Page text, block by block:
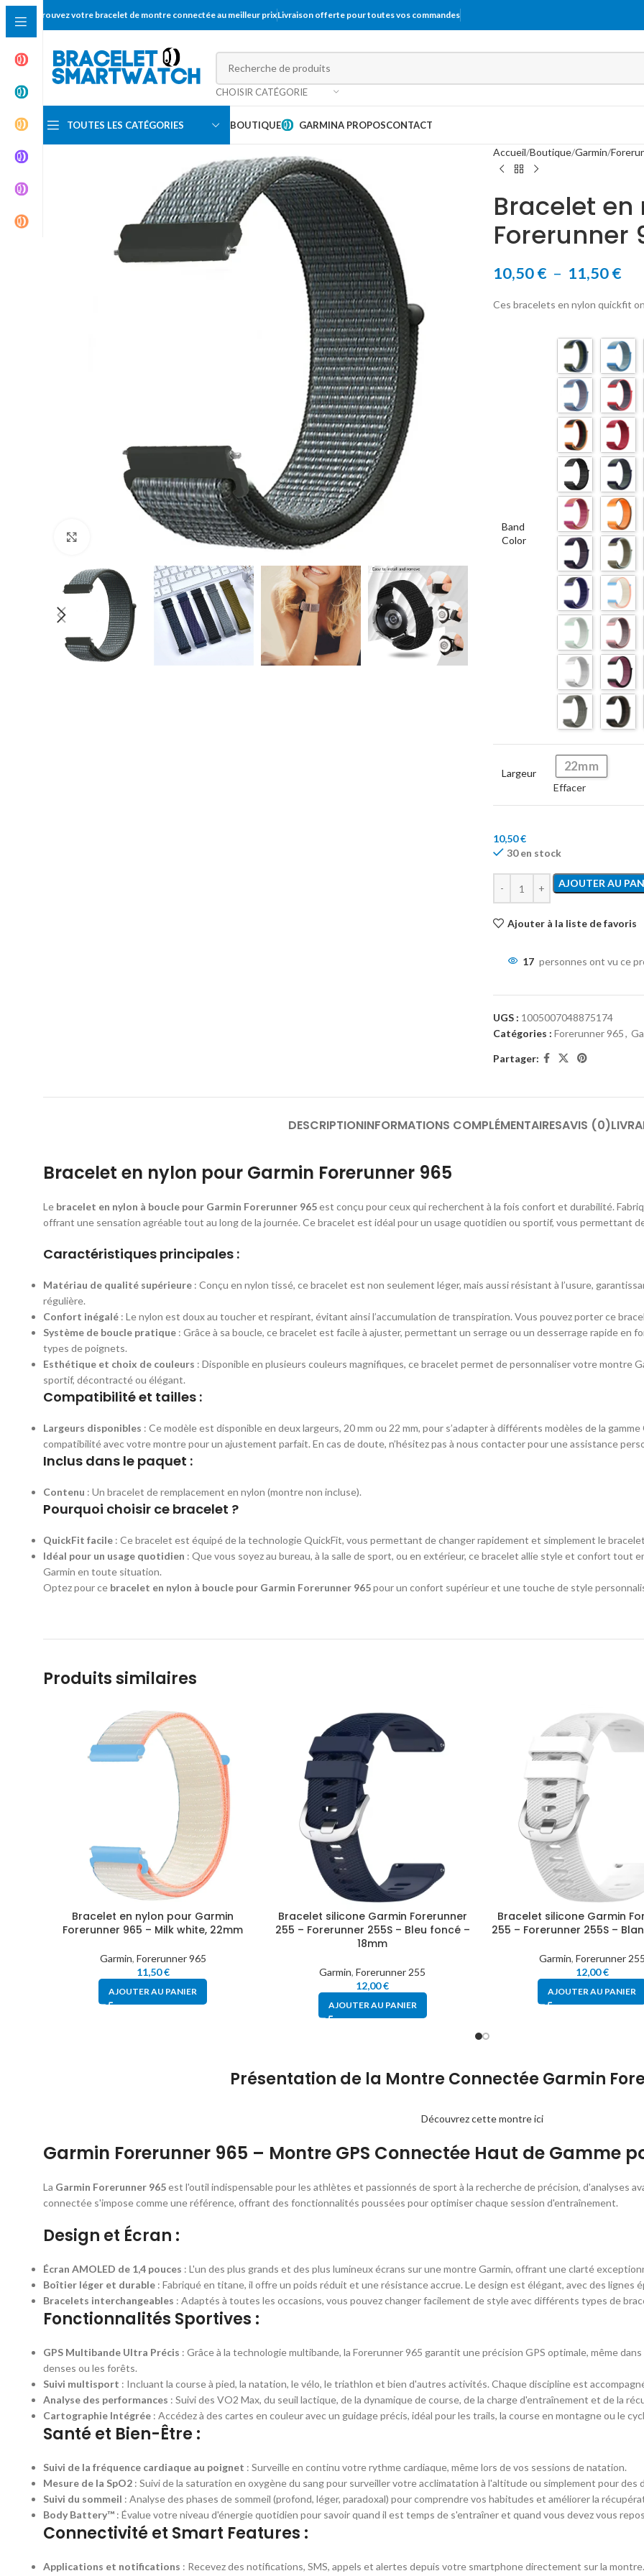
Trouvez votre bracelet de montre connectée au meilleur prixLivraison offerte pour toutes vos commandes
CHOISIR CATÉGORIE
TOUTES LES CATÉGORIES BOUTIQUE GARMINA PROPOSCONTACT
Cliquer pour agrandir
Accueil Boutique Garmin
Bracelet
Forerunner
10,50€ – 11,50€
Ces bracelets en nylon quickfit
Band
Color
Largeur 22mm
Effacer
10,50€
30 en stock
AJOUTER AU
Ajouter à la liste de favoris
17 personnes ont vu ce
UGS : 1005007048875174
Catégories : Forerunner 965,
Partager:
DESCRIPTIONINFORMATIONS COMPLÉMENTAIRESAVIS (0)
Bracelet en nylon pour Garmin Forerunner 965
Le bracelet en nylon à boucle pour Garmin Forerunner 965est conçu pour ceux qui recherchent à la fois confort et durabilité.
offrant une sensation agréable tout au long de la journée. Ce bracelet est idéal pour un usage quotidien ou sportif, vous permettant
Caractéristiques principales :
Matériau de qualité supérieure : Conçu en nylon tissé, ce bracelet est non seulement léger, mais aussi résistant à l’usure,
régulière.
Confort inégalé : Le nylon est doux au toucher et respirant, évitant ainsi l’accumulation de transpiration. Vous pouvez porter ce
Système de boucle pratique : Grâce à sa boucle, ce bracelet est facile à ajuster, permettant un serrage ou un desserrage rapide en
types de poignets.
Esthétique et choix de couleurs : Disponible en plusieurs couleurs magnifiques, ce bracelet permet de personnaliser votre montre
sportif, décontracté ou élégant.
Compatibilité et tailles :
Largeurs disponibles : Ce modèle est disponible en deux largeurs, 20 mm ou 22 mm, pour s’adapter à différents modèles de la
compatibilité avec votre montre pour un ajustement parfait. En cas de doute, n’hésitez pas à nous contacter pour une assistance
Inclus dans le paquet :
Contenu : Un bracelet de remplacement en nylon (montre non incluse).
Pourquoi choisir ce bracelet ?
QuickFit facile : Ce bracelet est équipé de la technologie QuickFit, vous permettant de changer rapidement et simplement le
Idéal pour un usage quotidien : Que vous soyez au bureau, à la salle de sport, ou en extérieur, ce bracelet allie style et confort
Garmin en toute situation.
Optez pour ce bracelet en nylon à boucle pour Garmin Forerunner 965pour un confort supérieur et une touche de style
Produits similaires
Bracelet en nylon pour Garmin
Forerunner 965 – Milk white, 22mm
Garmin, Forerunner 965
11,50€
AJOUTER AU PANIER
Bracelet silicone Garmin Forerunner
255 – Forerunner 255S – Bleu foncé –
18mm
Garmin,Forerunner 255
12,00€
AJOUTER AU PANIER
Bracelet silicone Garmin
255 – Forerunner 255S –
Garmin, Forerunner 255
12,00€
AJOUTER AU PANIER
Présentation de la Montre Connectée Garmin
Découvrez cette montre ici
Garmin Forerunner 965 – Montre GPS Connectée Haut de Gamme
La Garmin Forerunner 965est l'outil indispensable pour les athlètes et passionnés de sport à la recherche de précision, d'analyses
connectée s'impose comme une référence, offrant des fonctionnalités poussées pour optimiser chaque session d'entraînement.
Design et Écran :
Écran AMOLED de 1,4 pouces : L'un des plus grands et des plus lumineux écrans sur une montre Garmin, offrant une clarté
Boîtier léger et durable : Fabriqué en titane, il offre un poids réduit et une résistance accrue. Le design est élégant, avec des lignes
Bracelets interchangeables : Adaptés à toutes les occasions, vous pouvez changer facilement de style avec différents types de
Fonctionnalités Sportives :
GPS Multibande Ultra Précis : Grâce à la technologie multibande, la Forerunner 965 garantit une précision GPS optimale, même
denses ou les forêts.
Suivi multisport : Incluant la course à pied, la natation, le vélo, le triathlon et bien d'autres activités. Chaque discipline est
Analyse des performances : Suivi des VO2 Max, du seuil lactique, de la dynamique de course, de la charge d'entraînement et de la
Cartographie Intégrée : Accédez à des cartes en couleur avec un guidage précis, idéal pour les trails, la course en montagne ou le
Santé et Bien-Être :
Suivi de la fréquence cardiaque au poignet : Surveille en continu votre rythme cardiaque, même lors de vos sessions de natation.
Mesure de la SpO2 : Suivi de la saturation en oxygène du sang pour surveiller votre acclimatation à l'altitude ou simplement pour des
Suivi du sommeil : Analyse des phases de sommeil (profond, léger, paradoxal) pour comprendre vos habitudes et améliorer la
Body Battery™ : Évalue votre niveau d'énergie quotidien pour savoir quand il est temps de s'entraîner et quand vous devez vous
Connectivité et Smart Features :
Applications et notifications : Recevez des notifications, SMS, appels et alertes depuis votre smartphone directement sur la